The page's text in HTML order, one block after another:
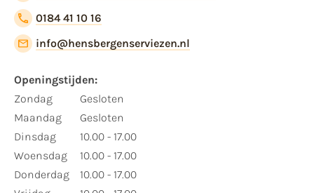
0184 41 10 16
info@hensbergenserviezen.nl
Openingstijden:
Zondag
Maandag
Dinsdag
Woensdag
Donderdag
Gesloten
Gesloten
10.00 - 17.00
10.00 - 17.00
10.00 - 17.00